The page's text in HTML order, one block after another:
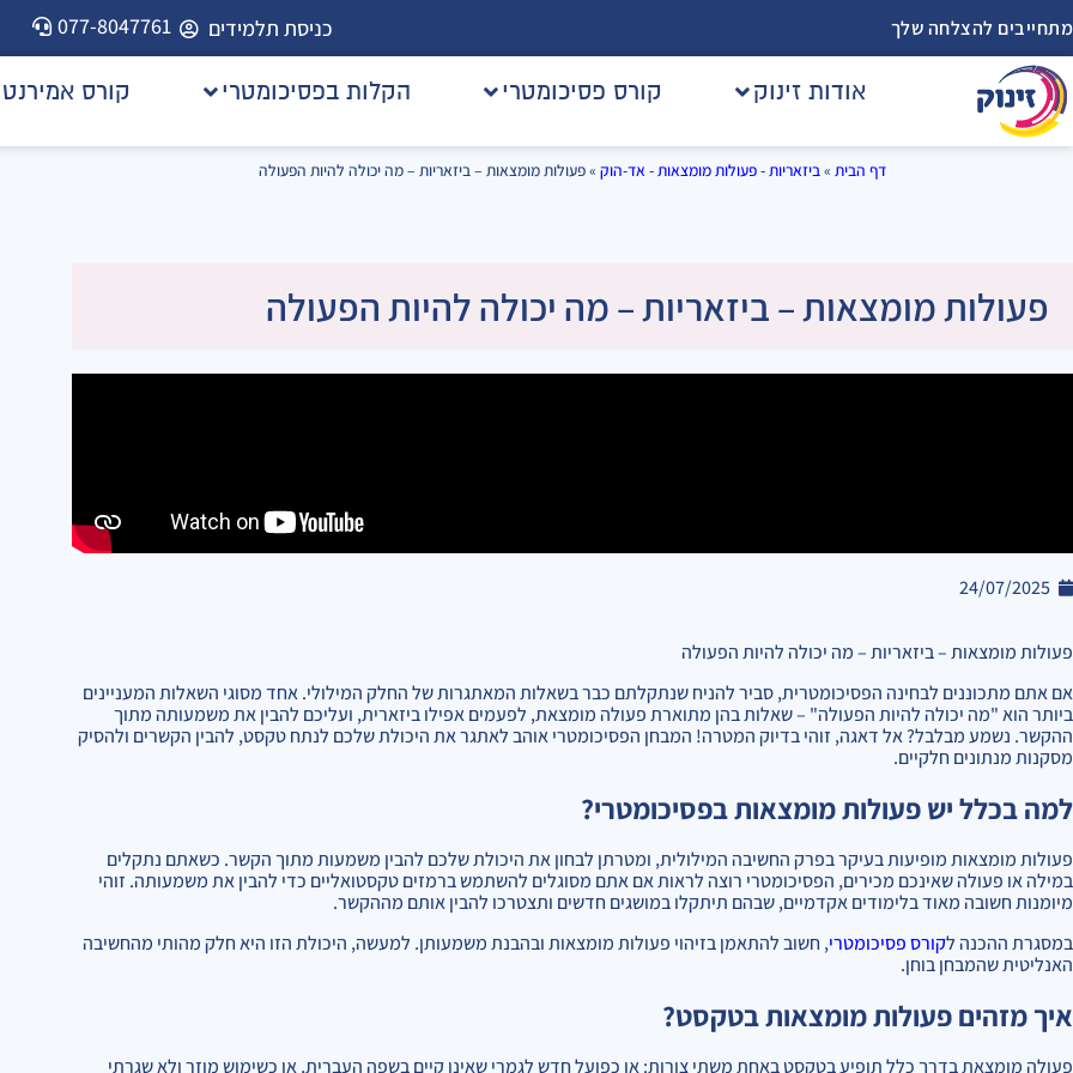
מתחייבים להצלחה שלך כניסת תלמידים 077-8047761
אודות זינוק קורס פסיכומטרי הקלות בפסיכומטרי קורס אמירנט
דף הבית »ביזאריות - פעולות מומצאות - אד-הוק »פעולות מומצאות – ביזאריות – מה יכולה להיות הפעולה
פעולות מומצאות – ביזאריות – מה יכולה להיות הפעולה
24/07/2025
פעולות מומצאות – ביזאריות – מה יכולה להיות הפעולה
אם אתם מתכוננים לבחינה הפסיכומטרית, סביר להניח שנתקלתם כבר בשאלות המאתגרות של החלק המילולי. אחד מסוגי השאלות המעניינים
ביותר הוא "מה יכולה להיות הפעולה" – שאלות בהן מתוארת פעולה מומצאת, לפעמים אפילו ביזארית, ועליכם להבין את משמעותה מתוך
ההקשר. נשמע מבלבל? אל דאגה, זוהי בדיוק המטרה! המבחן הפסיכומטרי אוהב לאתגר את היכולת שלכם לנתח טקסט, להבין הקשרים ולהסיק
מסקנות מנתונים חלקיים.
למה בכלל יש פעולות מומצאות בפסיכומטרי?
פעולות מומצאות מופיעות בעיקר בפרק החשיבה המילולית, ומטרתן לבחון את היכולת שלכם להבין משמעות מתוך הקשר. כשאתם נתקלים
במילה או פעולה שאינכם מכירים, הפסיכומטרי רוצה לראות אם אתם מסוגלים להשתמש ברמזים טקסטואליים כדי להבין את משמעותה. זוהי
מיומנות חשובה מאוד בלימודים אקדמיים, שבהם תיתקלו במושגים חדשים ותצטרכו להבין אותם מההקשר.
במסגרת ההכנה לקורס פסיכומטרי, חשוב להתאמן בזיהוי פעולות מומצאות ובהבנת משמעותן. למעשה, היכולת הזו היא חלק מהותי מהחשיבה
האנליטית שהמבחן בוחן.
איך מזהים פעולות מומצאות בטקסט?
פעולה מומצאת בדרך כלל תופיע בטקסט באחת משתי צורות: או כפועל חדש לגמרי שאינו קיים בשפה העברית, או כשימוש מוזר ולא שגרתי